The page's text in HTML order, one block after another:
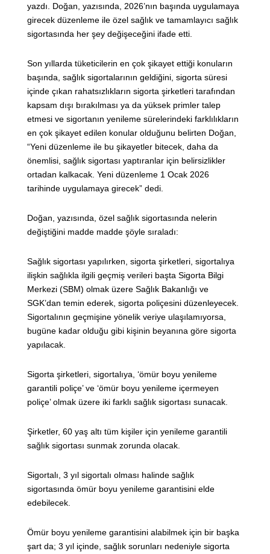
yazdı. Doğan, yazısında, 2026’nın başında uygulamaya
girecek düzenleme ile özel sağlık ve tamamlayıcı sağlık
sigortasında her şey değişeceğini ifade etti.
Son yıllarda tüketicilerin en çok şikayet ettiği konuların
başında, sağlık sigortalarının geldiğini, sigorta süresi
içinde çıkan rahatsızlıkların sigorta şirketleri tarafından
kapsam dışı bırakılması ya da yüksek primler talep
etmesi ve sigortanın yenileme sürelerindeki farklılıkların
en çok şikayet edilen konular olduğunu belirten Doğan,
“Yeni düzenleme ile bu şikayetler bitecek, daha da
önemlisi, sağlık sigortası yaptıranlar için belirsizlikler
ortadan kalkacak. Yeni düzenleme 1 Ocak 2026
tarihinde uygulamaya girecek” dedi.
Doğan, yazısında, özel sağlık sigortasında nelerin
değiştiğini madde madde şöyle sıraladı:
Sağlık sigortası yapılırken, sigorta şirketleri, sigortalıya
ilişkin sağlıkla ilgili geçmiş verileri başta Sigorta Bilgi
Merkezi (SBM) olmak üzere Sağlık Bakanlığı ve
SGK’dan temin ederek, sigorta poliçesini düzenleyecek.
Sigortalının geçmişine yönelik veriye ulaşılamıyorsa,
bugüne kadar olduğu gibi kişinin beyanına göre sigorta
yapılacak.
Sigorta şirketleri, sigortalıya, ‘ömür boyu yenileme
garantili poliçe’ ve ‘ömür boyu yenileme içermeyen
poliçe’ olmak üzere iki farklı sağlık sigortası sunacak.
Şirketler, 60 yaş altı tüm kişiler için yenileme garantili
sağlık sigortası sunmak zorunda olacak.
Sigortalı, 3 yıl sigortalı olması halinde sağlık
sigortasında ömür boyu yenileme garantisini elde
edebilecek.
Ömür boyu yenileme garantisini alabilmek için bir başka
şart da; 3 yıl içinde, sağlık sorunları nedeniyle sigorta